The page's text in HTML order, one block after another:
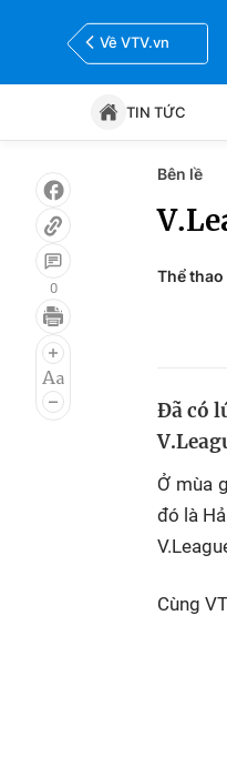
Về VTV.vn
TIN TỨC
Tin tức
Bóng đá
0
Bên lề
Thể thao
Đã có
Ở mùa
đó là
Cùng